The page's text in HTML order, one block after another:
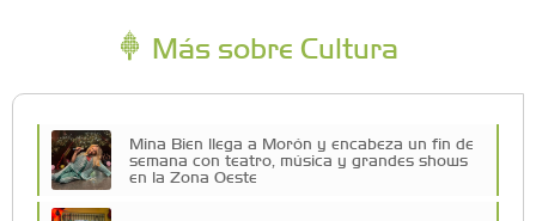
Más sobre Cultura
Mina Bien llega a Morón y encabeza un fin de
semana con teatro, música y grandes shows
en la Zona Oeste